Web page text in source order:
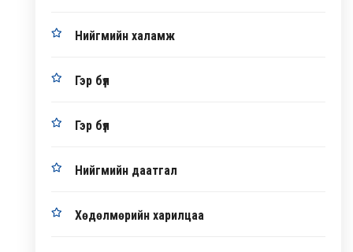
Нийгмийн халамж
Гэр бүл
Гэр бүл
Нийгмийн даатгал
Хөдөлмөрийн харилцаа